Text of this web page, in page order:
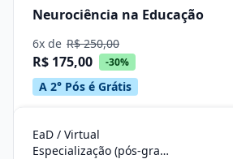
Neurociência na Educação
6x de R$ 250,00
R$ 175,00 -30%
A 2° Pós é Grátis
EaD / Virtual
Especialização (pós-graduação)